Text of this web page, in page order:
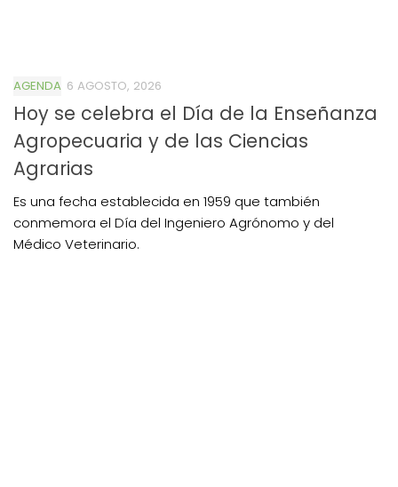
AGENDA 6 AGOSTO, 2026
Hoy se celebra el Día de la Enseñanza
Agropecuaria y de las Ciencias
Agrarias
Es una fecha establecida en 1959 que también
conmemora el Día del Ingeniero Agrónomo y del
Médico Veterinario.